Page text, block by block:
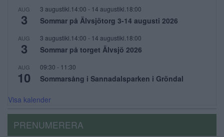
AUG
3
3 augustikl.14:00 - 14 augustikl.18:00
Sommar på Älvsjötorg 3-14 augusti 2026
AUG
3
3 augustikl.14:00 - 14 augustikl.18:00
Sommar på torget Älvsjö 2026
AUG
10
09:30 - 11:30
Sommarsång i Sannadalsparken i Gröndal
Visa kalender
PRENUMERERA